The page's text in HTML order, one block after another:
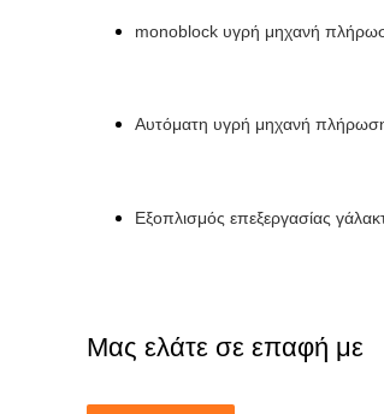
monoblock υγρή μηχανή
Αυτόματη υγρή μηχανή
Εξοπλισμός επεξεργασίας
Μας ελάτε σε επαφή με